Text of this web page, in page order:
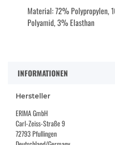
Material: 72% Polypropylen,
Polyamid, 3% Elasthan
INFORMATIONEN
Hersteller
ERIMA GmbH
Carl-Zeiss-Straße 9
72793 Pfullingen